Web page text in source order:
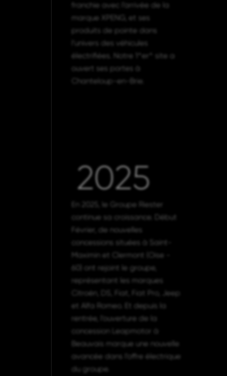
franchie avec l’arrivée de la
marque XPENG, et ses
produits de pointe dans
l’univers des véhicules
électrifiées. Notre 1^er^ site a
ouvert ses portes à
Chanteloup-en-Brie.
2025
En 2025, le Groupe Riester
continue sa croissance. Début
Février, de nouvelles
concessions situées à Saint-
Maximin et Clermont (Oise -
60) ont rejoint le groupe,
représentant les marques
Citroën, DS, Fiat, Fiat Pro, Jeep
et Alfa Romeo. Et depuis la
rentrée, l’ouverture de la
concession Leapmotor à
Beauvais marque une nouvelle
avancée dans l’offre électrique
du groupe.